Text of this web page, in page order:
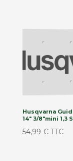
Husqvarna
14″ 3/8″mini 1,3
54,99 € TTC